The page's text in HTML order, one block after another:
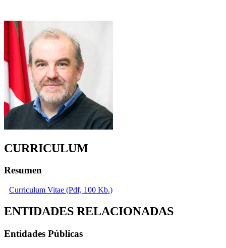
CURRICULUM
Resumen
Curriculum Vitae (Pdf, 100 Kb.)
ENTIDADES RELACIONADAS
Entidades Públicas